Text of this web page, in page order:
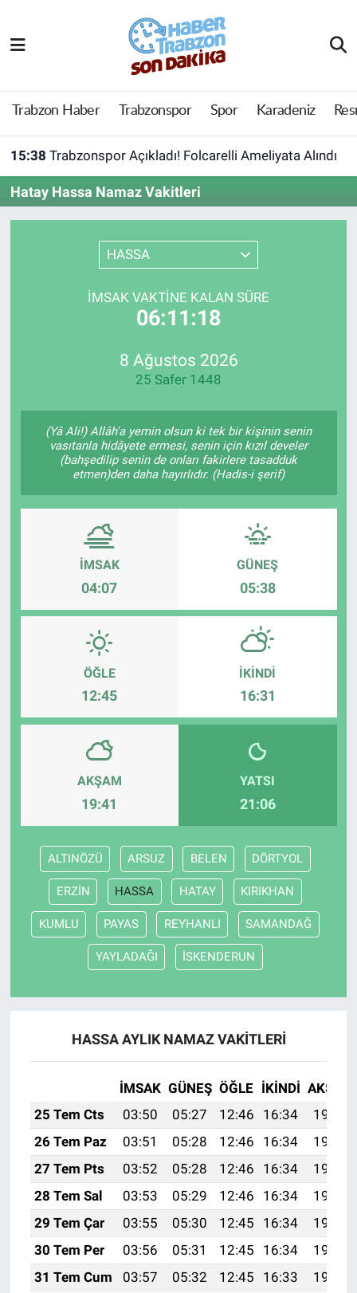
Trabzon Haber Trabzonspor Spor Karadeniz
15:38 Trabzonspor Açıkladı! Folcarelli Ameliyata Alındı
Hatay Hassa Namaz Vakitleri
HASSA
İMSAK VAKTINE KALAN SÜRE
06:11:18
8 Ağustos 2026
25 Safer 1448
(Yâ Ali!) Allâh'a yemin olsun ki tek bir kişinin senin
vasıtanla hidâyete ermesi, senin için kızıl develer
(bahşedilip senin de onları fakirlere tasadduk
etmen)den daha hayırlıdır. (Hadis-i şerif)
İMSAK
04:07
GÜNEŞ
05:38
ÖĞLE
12:45
İKINDI
16:31
AKŞAM
19:41
YATSI
21:06
ALTINÖZÜ ARSUZ BELEN DÖRTYOL
ERZİN HASSA HATAY KIRIKHAN
KUMLU PAYAS REYHANLI SAMANDAĞ
YAYLADAĞI İSKENDERUN
HASSA AYLIK NAMAZ VAKITLERI
İMSAK GÜNEŞ ÖĞLE İKINDI AKŞAM
25 Tem Cts
03:50 05:27 12:46 16:34
19:54
26 Tem Paz
03:51 05:28 12:46 16:34
19:53
27 Tem Pts
03:52 05:28 12:46 16:34
19:53
28 Tem Sal
03:53 05:29 12:46 16:34
19:52
29 Tem Çar
03:55 05:30 12:45 16:34
19:51
30 Tem Per
03:56 05:31 12:45 16:34
19:50
31 Tem Cum
03:57 05:32 12:45 16:33
19:49
Trabzon Haber
Trabzonspor
Karadeniz
Resmi Reklam
Perde Arkası
Trabzon Nöbetçi Eczaneler
Trabzon Hava Durumu
Trabzon Trafik Yoğunluk Haritası
Süper Lig Puan Durumu ve Fikstür
Tüm Manşetler
Son Dakika Haberleri